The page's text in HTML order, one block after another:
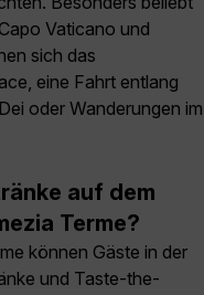
Vaticano und
sich das
eine Fahrt entlang
oder Wanderungen im
auf dem
Terme?
können Gäste in der
und Taste-the-